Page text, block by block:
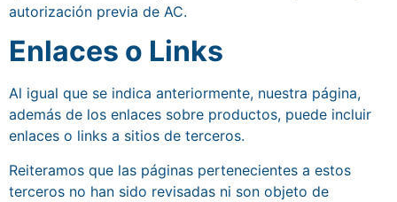
autorización previa de AC.
Enlaces o Links
Al igual que se indica anteriormente, nuestra página,
además de los enlaces sobre productos, puede incluir
enlaces o links a sitios de terceros.
Reiteramos que las páginas pertenecientes a estos
terceros no han sido revisadas ni son objeto de